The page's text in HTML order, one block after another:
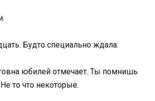
Будто специально ждала.
юбилей отмечает. Ты помнишь
то что некоторые.